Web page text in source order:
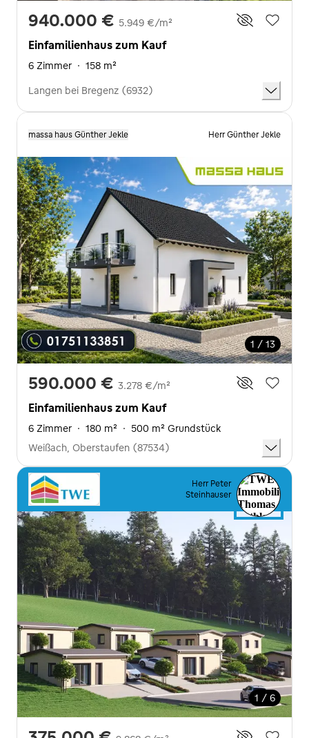
940.000 € 5.949 €/m²
Einfamilienhaus zum Kauf
6 Zimmer · 158 m²
Langen bei Bregenz (6932)
massa haus Günther Jekle Herr Günther Jekle
1 / 13
590.000 € 3.278 €/m²
Einfamilienhaus zum Kauf
6 Zimmer · 180 m² · 500 m² Grundstück
Weißach, Oberstaufen (87534)
Herr Peter
Steinhauser
1 / 6